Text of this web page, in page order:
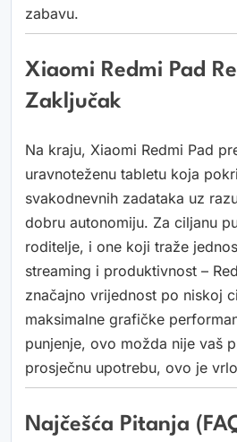
zabavu.
Xiaomi Redmi Pad
Zaključak
Na kraju, Xiaomi Redmi Pad
uravnoteženu tabletu koja
svakodnevnih zadataka uz
dobru autonomiju. Za ciljanu
roditelje, i one koji traže
streaming i produktivnost –
značajno vrijednost po niskoj
maksimalne grafičke
punjenje, ovo možda nije vaš
prosječnu upotrebu, ovo je
Najčešća Pitanja